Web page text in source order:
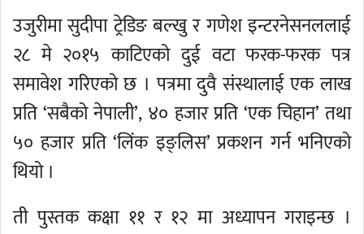
उजुरीमा सुदीपा ट्रेडिङ बल्खु र गणेश इन्टरनेसनललाई
२८ मे २०१५ काटिएको दुई वटा फरक-फरक पत्र
समावेश गरिएको छ । पत्रमा दुवै संस्थालाई एक लाख
प्रति ‘सबैको नेपाली’, ४० हजार प्रति ‘एक चिहान’ तथा
५० हजार प्रति ‘लिंक इङ्लिस’ प्रकशन गर्न भनिएको
थियो ।
ती पुस्तक कक्षा ११ र १२ मा अध्यापन गराइन्छ ।